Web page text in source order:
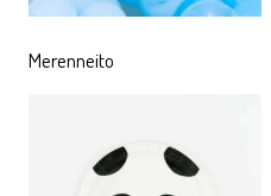
YKSISARVINEN
tyttöjen synttäreillä. Eikä
kauniita. Herkullisen
Merenneito